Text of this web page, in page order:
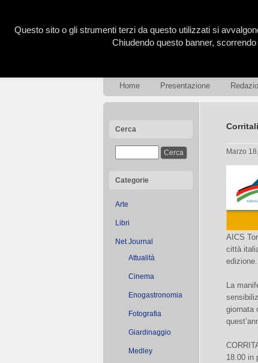
Home Presentazione
Cerca
Categorie
Arte
Libri
Net Journal
Attualità
Cinema
Enogastronomia
Fotografia
Giardinaggio
Medley
Marzo
AICS
città
edizione.
La
giornata
18.00 in
Questo sito o gli strumenti terzi da questo utilizzati si
Chiudendo questo banner,